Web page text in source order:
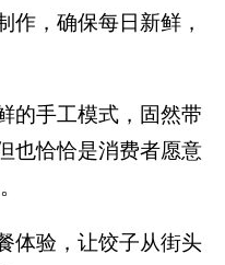
作，确保每日新鲜，
的手工模式，固然带
也恰恰是消费者愿意
体验，让饺子从街头